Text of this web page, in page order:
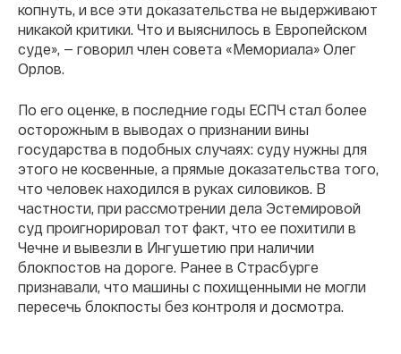
копнуть, и все эти доказательства не выдерживают
никакой критики. Что и выяснилось в Европейском
суде», — говорил член совета «Мемориала» Олег
Орлов.
По его оценке, в последние годы ЕСПЧ стал более
осторожным в выводах о признании вины
государства в подобных случаях: суду нужны для
этого не косвенные, а прямые доказательства того,
что человек находился в руках силовиков. В
частности, при рассмотрении дела Эстемировой
суд проигнорировал тот факт, что ее похитили в
Чечне и вывезли в Ингушетию при наличии
блокпостов на дороге. Ранее в Страсбурге
признавали, что машины с похищенными не могли
пересечь блокпосты без контроля и досмотра.